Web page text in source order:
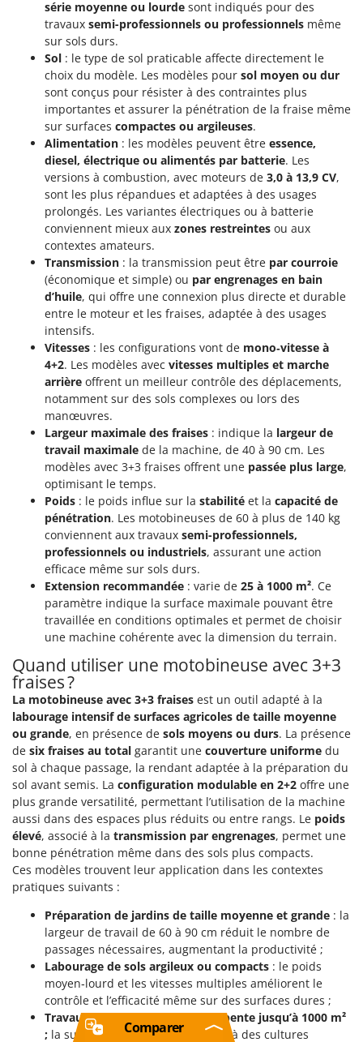
série moyenne ou lourde sont indiqués pour des
travaux semi-professionnels ou professionnels même
sur sols durs.
Sol : le type de sol praticable affecte directement le
choix du modèle. Les modèles pour sol moyen ou dur
sont conçus pour résister à des contraintes plus
importantes et assurer la pénétration de la fraise même
sur surfaces compactes ou argileuses.
Alimentation : les modèles peuvent être essence,
diesel, électrique ou alimentés par batterie. Les
versions à combustion, avec moteurs de 3,0 à 13,9 CV,
sont les plus répandues et adaptées à des usages
prolongés. Les variantes électriques ou à batterie
conviennent mieux aux zones restreintes ou aux
contextes amateurs.
Transmission : la transmission peut être par courroie
(économique et simple) ou par engrenages en bain
d’huile, qui offre une connexion plus directe et durable
entre le moteur et les fraises, adaptée à des usages
intensifs.
Vitesses : les configurations vont de mono‑vitesse à
4+2. Les modèles avec vitesses multiples et marche
arrière offrent un meilleur contrôle des déplacements,
notamment sur des sols complexes ou lors des
manœuvres.
Largeur maximale des fraises : indique la largeur de
travail maximale de la machine, de 40 à 90 cm. Les
modèles avec 3+3 fraises offrent une passée plus large,
optimisant le temps.
Poids : le poids influe sur la stabilité et la capacité de
pénétration. Les motobineuses de 60 à plus de 140 kg
conviennent aux travaux semi-professionnels,
professionnels ou industriels, assurant une action
efficace même sur sols durs.
Extension recommandée : varie de 25 à 1000 m². Ce
paramètre indique la surface maximale pouvant être
travaillée en conditions optimales et permet de choisir
une machine cohérente avec la dimension du terrain.
Quand utiliser une motobineuse avec 3+3
fraises ?
La motobineuse avec 3+3 fraises est un outil adapté à la
labourage intensif de surfaces agricoles de taille moyenne
ou grande, en présence de sols moyens ou durs. La présence
de six fraises au total garantit une couverture uniforme du
sol à chaque passage, la rendant adaptée à la préparation du
sol avant semis. La configuration modulable en 2+2 offre une
plus grande versatilité, permettant l’utilisation de la machine
aussi dans des espaces plus réduits ou entre rangs. Le poids
élevé, associé à la transmission par engrenages, permet une
bonne pénétration même dans des sols plus compacts.
Ces modèles trouvent leur application dans les contextes
pratiques suivants :
Préparation de jardins de taille moyenne et grande : la
largeur de travail de 60 à 90 cm réduit le nombre de
passages nécessaires, augmentant la productivité ;
Labourage de sols argileux ou compacts : le poids
moyen‑lourd et les vitesses multiples améliorent le
contrôle et l’efficacité même sur des surfaces dures ;
Travaux sur champs avec faible pente jusqu’à 1000 m²
; la surface praticable correspond à des cultures
Comparer